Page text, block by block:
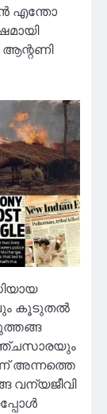
എന്തോ
കൂടുതൽ
അന്നത്തെ
വന്യജീവി